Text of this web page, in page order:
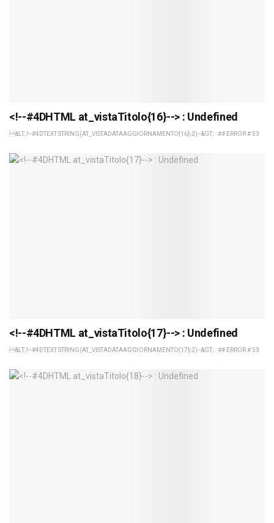
<!--#4DHTML at_vistaTitolo{16}--> : Undefined
&LT;!--#4DTEXT STRING(AT_VISTADATAAGGIORNAMENTO{16};2)--&GT; : ## ERROR # 53
<!--#4DHTML at_vistaTitolo{17}--> : Undefined
&LT;!--#4DTEXT STRING(AT_VISTADATAAGGIORNAMENTO{17};2)--&GT; : ## ERROR # 53